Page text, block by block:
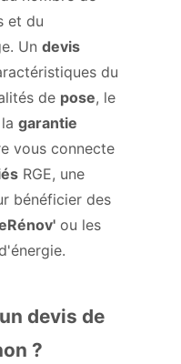
et du
Un devis
du
de pose, le
garantie
vous connecte
RGE, une
bénéficier des
ou les
devis de
?